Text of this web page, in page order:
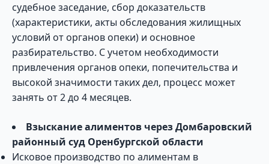
судебное заседание, сбор доказательств
(характеристики, акты обследования жилищных
условий от органов опеки) и основное
разбирательство. С учетом необходимости
привлечения органов опеки, попечительства и
высокой значимости таких дел, процесс может
занять от 2 до 4 месяцев.
Взыскание алиментов через Домбаровский
районный суд Оренбургской области
Исковое производство по алиментам в